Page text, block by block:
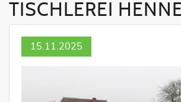
TISCHLEREI
15.11.2025